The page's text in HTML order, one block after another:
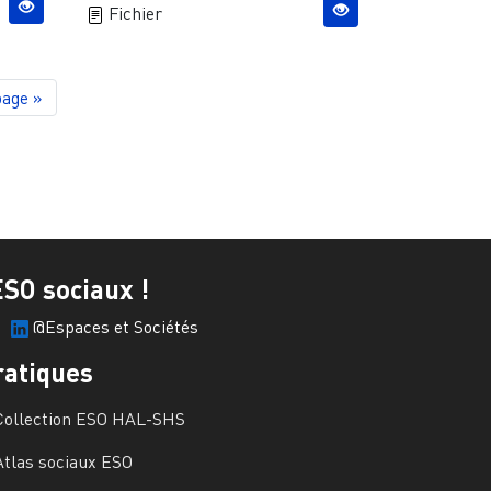
Fichier
»
sociaux !
@Espaces et Sociétés
ESO HAL-SHS
sociaux ESO